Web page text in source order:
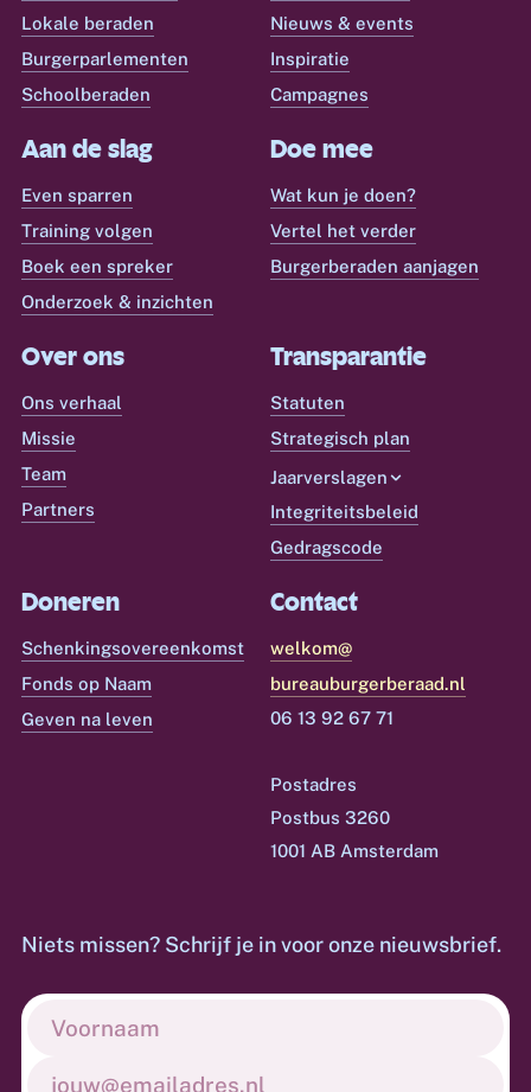
Lokale beraden
Burgerparlementen
Schoolberaden
Nieuws & events
Inspiratie
Campagnes
Aan de slag
Even sparren
Training volgen
Boek een spreker
Onderzoek & inzichten
Doe mee
Wat kun je doen?
Vertel het verder
Burgerberaden aanjagen
Over ons
Ons verhaal
Missie
Team
Partners
Transparantie
Statuten
Strategisch plan
Jaarverslagen
Integriteitsbeleid
Gedragscode
Doneren
Schenkingsovereenkomst
Fonds op Naam
Geven na leven
Contact
welkom@
bureauburgerberaad.nl
06 13 92 67 71
Postadres
Postbus 3260
1001 AB Amsterdam
Niets missen? Schrijf je in voor onze nieuwsbrief.
Voornaam